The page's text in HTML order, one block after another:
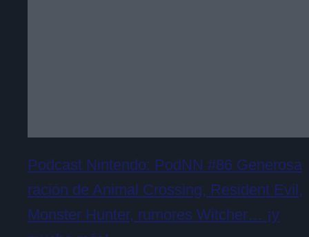
Podcast Nintendo: PodNN #86 Generosa
ración de Animal Crossing, Resident Evil,
Monster Hunter, rumores Witcher… ¡y